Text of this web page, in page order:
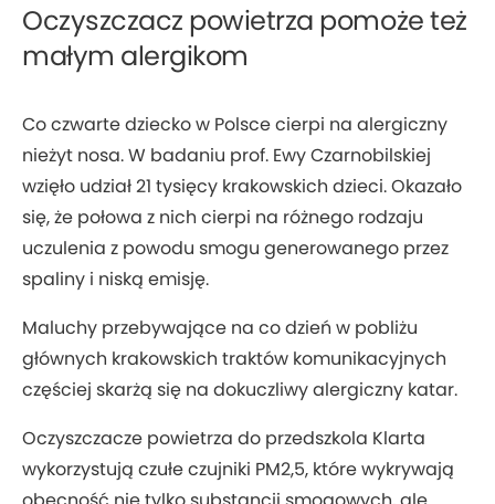
Oczyszczacz powietrza pomoże też
małym alergikom
Co czwarte dziecko w Polsce cierpi na alergiczny
nieżyt nosa. W badaniu prof. Ewy Czarnobilskiej
wzięło udział 21 tysięcy krakowskich dzieci. Okazało
się, że połowa z nich cierpi na różnego rodzaju
uczulenia z powodu smogu generowanego przez
spaliny i niską emisję.
Maluchy przebywające na co dzień w pobliżu
głównych krakowskich traktów komunikacyjnych
częściej skarżą się na dokuczliwy alergiczny katar.
Oczyszczacze powietrza do przedszkola Klarta
wykorzystują czułe czujniki PM2,5, które wykrywają